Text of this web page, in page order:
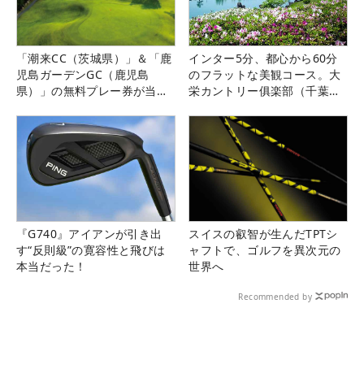
「潮来CC（茨城県）」＆「鹿
児島ガーデンGC（鹿児島
県）」の無料プレー券が当た
インター5分、都心から60分
のフラットな美観コース。大
栄カントリー俱楽部（千葉
『G740』アイアンが引き出
す“反則級”の寛容性と飛びは
本当だった！
スイスの叡智が生んだTPTシ
ャフトで、ゴルフを異次元の
世界へ
Recommended by